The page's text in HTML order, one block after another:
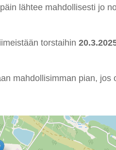
lähtee mahdollisesti jo
torstaihin
mahdollisimman pian, jos